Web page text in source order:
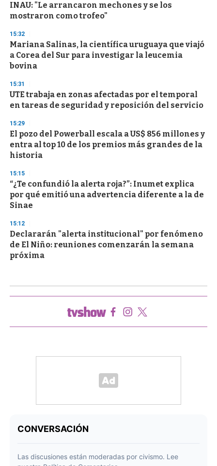
INAU: "Le arrancaron mechones y se los
mostraron como trofeo"
15:32
Mariana Salinas, la científica uruguaya que viajó
a Corea del Sur para investigar la leucemia
bovina
15:31
UTE trabaja en zonas afectadas por el temporal
en tareas de seguridad y reposición del servicio
15:29
El pozo del Powerball escala a US$ 856 millones y
entra al top 10 de los premios más grandes de la
historia
15:15
“¿Te confundió la alerta roja?”: Inumet explica
por qué emitió una advertencia diferente a la de
Sinae
15:12
Declararán "alerta institucional" por fenómeno
de El Niño: reuniones comenzarán la semana
próxima